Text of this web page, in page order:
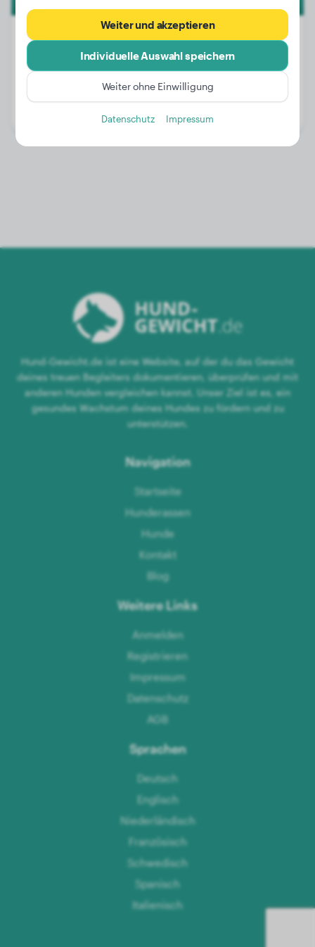
Gewicht:
27 kg
3 Jahre, 8 Monate
Hund-Gewicht.de ist eine Website, auf der du das Gewicht
deines treuen Begleiters dokumentieren, überprüfen und mit
anderen Hunden vergleichen kannst. Unser Ziel ist es, ein
gesundes Wachstum deines Hundes zu fördern und zu
unterstützen.
Navigation
Startseite
Hunderassen
Hunde
Kontakt
Blog
Weitere Links
Anmelden
Registrieren
Impressum
Datenschutz
AGB
Sprachen
Deutsch
Englisch
Niederländisch
Französisch
Schwedisch
Spanisch
Italienisch
Weiter und akzeptieren
Individuelle Auswahl speichern
Weiter ohne Einwilligung
Datenschutz Impressum